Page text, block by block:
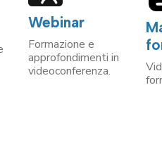
Webinar
Formazione e
approfondimenti in
videoconferenza.